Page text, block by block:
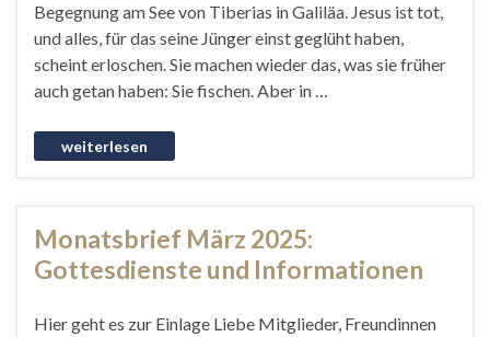
Begegnung am See von Tiberias in Galiläa. Jesus ist tot,
und alles, für das seine Jünger einst geglüht haben,
scheint erloschen. Sie machen wieder das, was sie früher
auch getan haben: Sie fischen. Aber in …
Monatsbrief März 2025:
Gottesdienste und Informationen
Hier geht es zur Einlage Liebe Mitglieder, Freundinnen